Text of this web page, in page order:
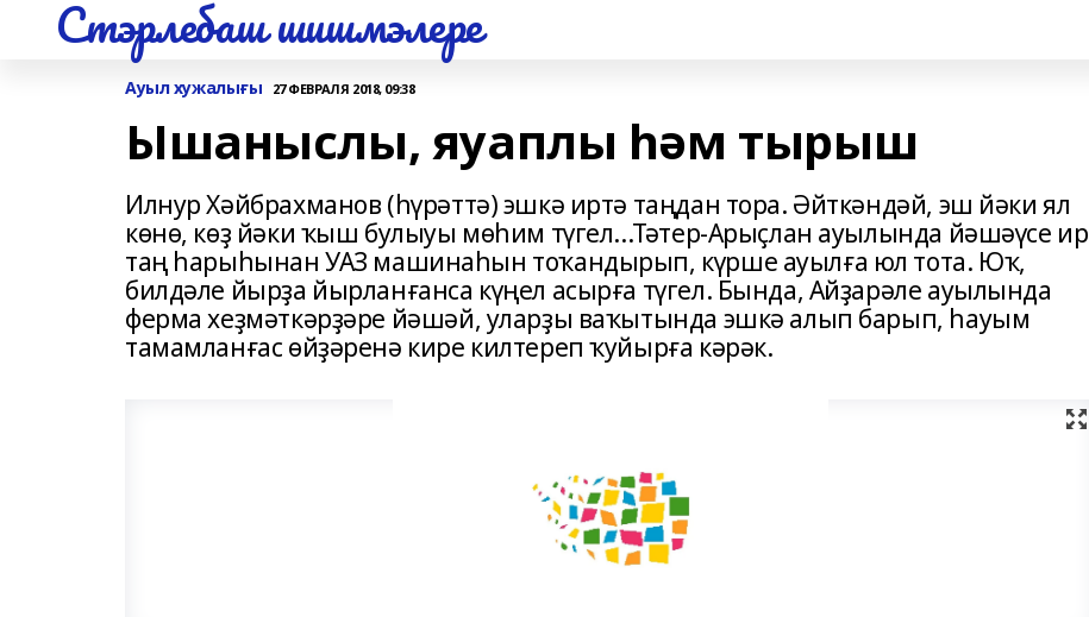
Стэрлебаш шишмэлере
Ауыл хужалығы 27 ФЕВРАЛЯ 2018, 09:38
Ышаныслы, яуаплы һәм тырыш
Илнур Хәйбрахманов (һүрәттә) эшкә иртә таңдан тора. Әйткәндәй, эш йәки ял
көнө, көҙ йәки ҡыш булыуы мөһим түгел...Тәтер-Арыҫлан ауылында йәшәүсе ир
таң һарыһынан УАЗ машинаһын тоҡандырып, күрше ауылға юл тота. Юҡ,
билдәле йырҙа йырланғанса күңел асырға түгел. Бында, Айҙарәле ауылында
ферма хеҙмәткәрҙәре йәшәй, уларҙы ваҡытында эшкә алып барып, һауым
тамамланғас өйҙәренә кире килтереп ҡуйырға кәрәк.